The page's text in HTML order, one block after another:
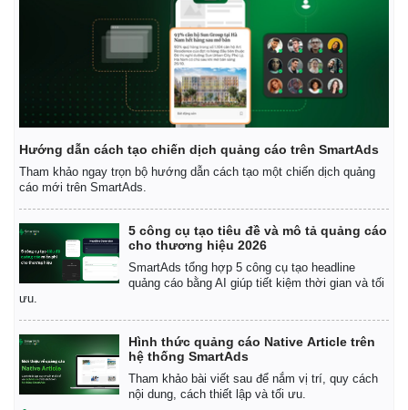
Kinh tế
Bất động sản
Khởi nghiệp
Giá vàng
Tiêu dùng
Tỷ giá
Chứng khoán
Giá cà phê
Hướng dẫn cách tạo chiến dịch quảng cáo trên SmartAds
Tham khảo ngay trọn bộ hướng dẫn cách tạo một chiến dịch quảng
cáo mới trên SmartAds.
5 công cụ tạo tiêu đề và mô tả quảng cáo
cho thương hiệu 2026
SmartAds tổng hợp 5 công cụ tạo headline
quảng cáo bằng AI giúp tiết kiệm thời gian và tối
ưu.
Hình thức quảng cáo Native Article trên
hệ thống SmartAds
Tham khảo bài viết sau để nắm vị trí, quy cách
nội dung, cách thiết lập và tối ưu.